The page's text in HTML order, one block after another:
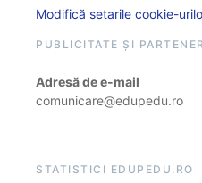
Modifică setarile cookie-
PUBLICITATE ȘI
Adresă de e-mail
comunicare@edupedu.ro
STATISTICI EDUPEDU.RO